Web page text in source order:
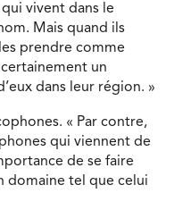
vivent dans le
Mais quand ils
prendre comme
un
dans leur région. »
« Par contre,
qui viennent de
de se faire
domaine tel que celui